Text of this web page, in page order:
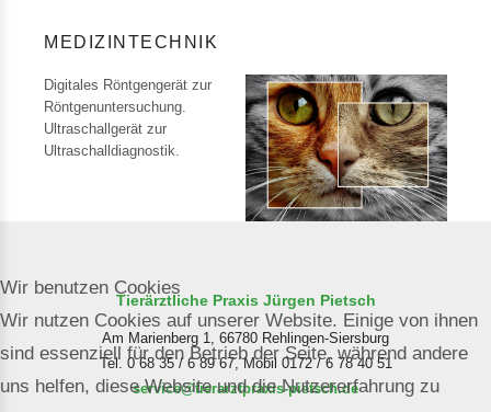
MEDIZINTECHNIK
Digitales Röntgengerät zur
Röntgenuntersuchung.
Ultraschallgerät zur
Ultraschalldiagnostik.
Tierärztliche Praxis Jürgen Pietsch
Am Marienberg 1, 66780 Rehlingen-Siersburg
Tel. 0 68 35 / 6 89 67, Mobil 0172 / 6 78 40 51
service@tierarztpraxis-pietsch.de
Wir benutzen Cookies
Wir nutzen Cookies auf unserer Website. Einige von ihnen
sind essenziell für den Betrieb der Seite, während andere
uns helfen, diese Website und die Nutzererfahrung zu